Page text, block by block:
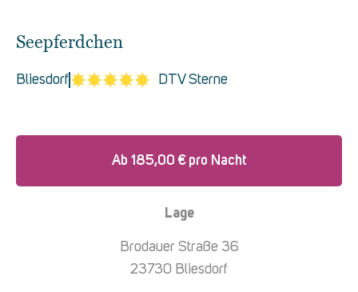
Seepferdchen
Bliesdorf DTV Sterne
Ab 185,00 € pro Nacht
Lage
Brodauer Straße 36
23730 Bliesdorf